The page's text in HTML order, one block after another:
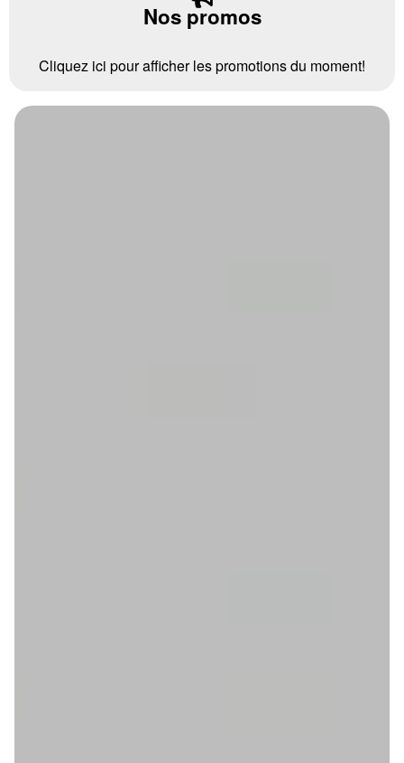
Nos promos
Cliquez ici pour afficher les promotions du moment!